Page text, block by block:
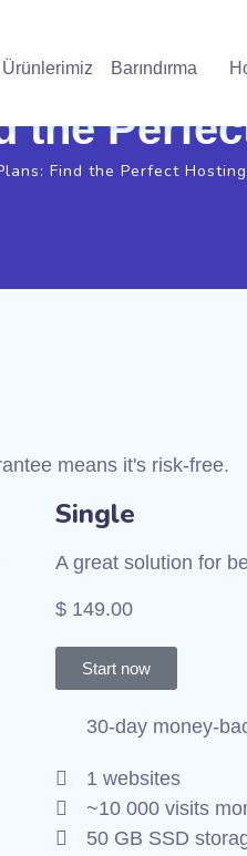
Ürünlerimiz Barındırma
the
Find the Perfect
means it's risk-free.
Single
A great solution for
$ 149.00
Start now
30-day money-
1 websites
~10 000 visits
50 GB SSD